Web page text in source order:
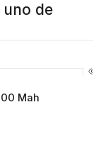
de
Mah